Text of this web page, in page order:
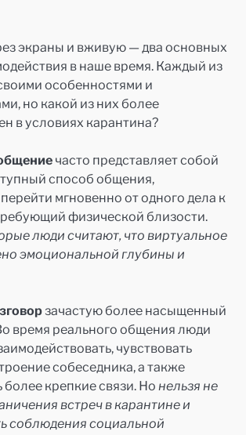
экраны и вживую — два основных
в наше время. Каждый из
особенностями и
но какой из них более
в условиях карантина?
часто представляет собой
способ общения,
мгновенно от одного дела к
физической близости.
люди считают, что виртуальное
эмоциональной глубины и
зачастую более насыщенный
время реального общения люди
чувствовать
собеседника, а также
более крепкие связи. Но нельзя не
встреч в карантине и
соблюдения социальной